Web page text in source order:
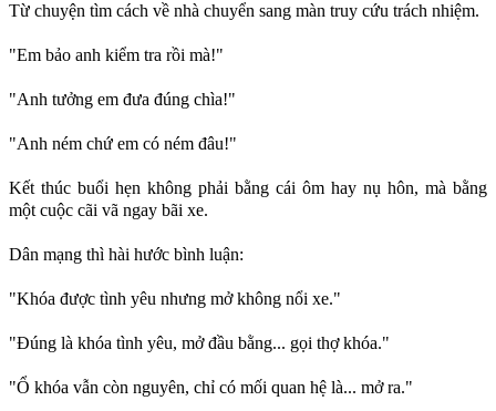
Từ chuyện tìm cách về nhà chuyển sang màn truy cứu trách nhiệm.
"Em bảo anh kiểm tra rồi mà!"
"Anh tưởng em đưa đúng chìa!"
"Anh ném chứ em có ném đâu!"
Kết thúc buổi hẹn không phải bằng cái ôm hay nụ hôn, mà bằng
một cuộc cãi vã ngay bãi xe.
Dân mạng thì hài hước bình luận:
"Khóa được tình yêu nhưng mở không nổi xe."
"Đúng là khóa tình yêu, mở đầu bằng... gọi thợ khóa."
"Ổ khóa vẫn còn nguyên, chỉ có mối quan hệ là... mở ra."